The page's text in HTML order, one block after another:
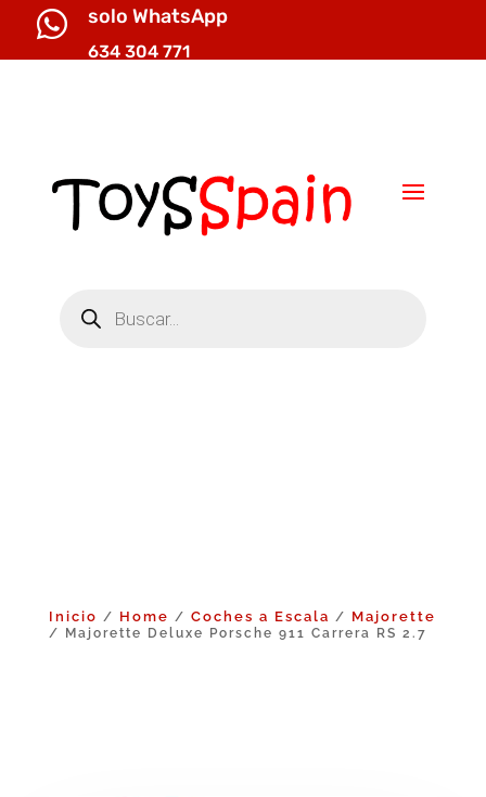
 solo WhatsApp
634 304 771
productos
Inicio / Home / Coches a Escala / Majorette
/ Majorette Deluxe Porsche 911 Carrera RS 2.7